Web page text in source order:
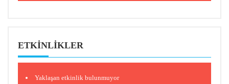
ETKINLIKLER
Yaklaşan etkinlik bulunmuyor